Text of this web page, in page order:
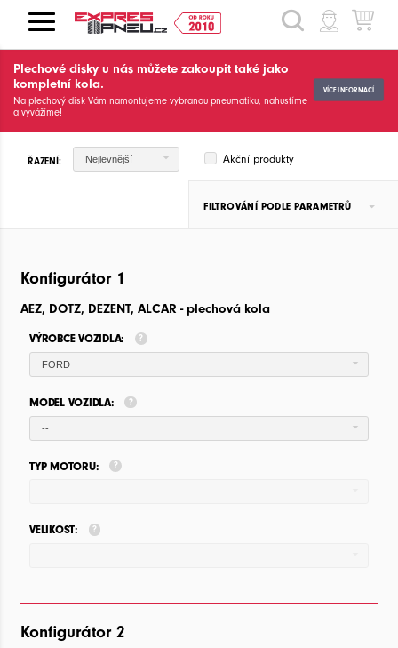
HLEDAT
Plechové disky u nás můžete zakoupit také jako
kompletní kola.
Na plechový disk Vám namontujeme vybranou pneumatiku, nahustíme
a vyvážíme!
VÍCE INFORMACÍ
ŘAZENÍ: Nejlevnější Akční produkty
FILTROVÁNÍ PODLE PARAMETRŮ
Konfigurátor 1
AEZ, DOTZ, DEZENT, ALCAR - plechová kola
VÝROBCE VOZIDLA:
FORD
MODEL VOZIDLA:
--
TYP MOTORU:
--
VELIKOST:
--
Konfigurátor 2